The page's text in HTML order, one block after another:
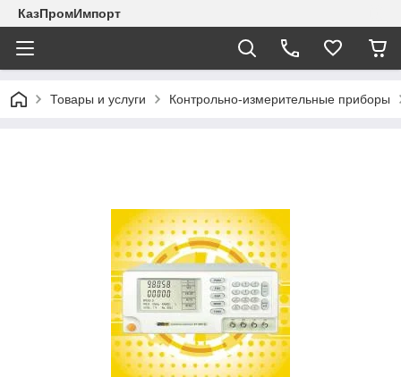
КазПромИмпорт
Товары и услуги Контрольно-измерительные приборы